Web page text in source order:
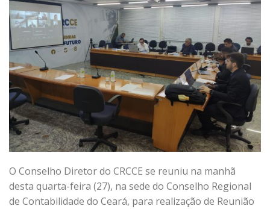
O Conselho Diretor do CRCCE se reuniu na manhã
desta quarta-feira (27), na sede do Conselho Regional
de Contabilidade do Ceará, para realização de Reunião